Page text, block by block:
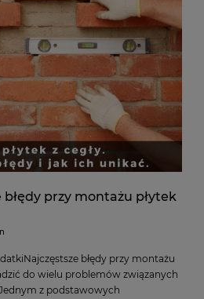
błędy przy montażu płytek
Najczęstsze błędy przy montażu
do wielu problemów związanych
z podstawowych